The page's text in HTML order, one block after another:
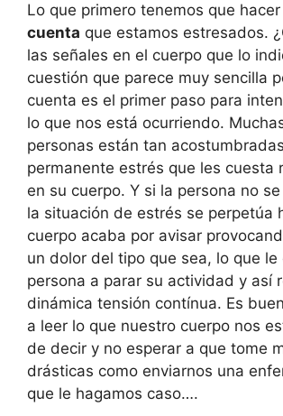
Lo que primero tenemos que hacer
cuenta que estamos estresados.
las señales en el cuerpo que lo
cuestión que parece muy sencilla
cuenta es el primer paso para
lo que nos está ocurriendo.
personas están tan
permanente estrés que les cuesta
en su cuerpo. Y si la persona no
la situación de estrés se perpetúa
cuerpo acaba por avisar
un dolor del tipo que sea, lo que le
persona a parar su actividad y así
dinámica tensión contínua. Es
a leer lo que nuestro cuerpo nos
de decir y no esperar a que tome
drásticas como enviarnos una
que le hagamos caso….